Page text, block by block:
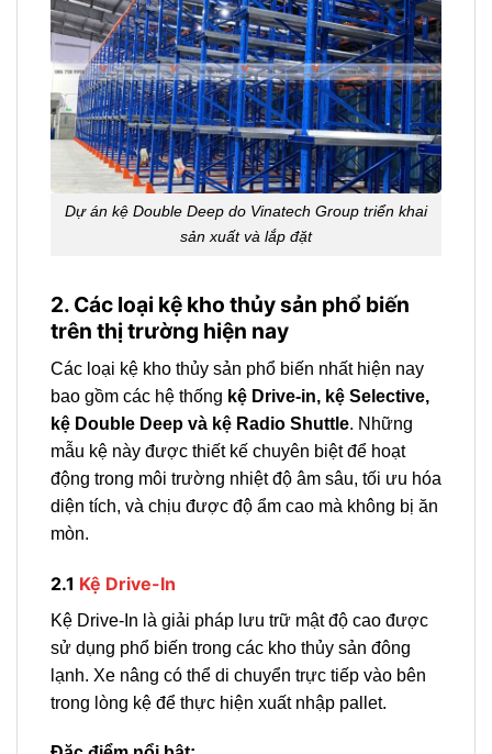
Dự án kệ Double Deep do Vinatech Group triển khai
sản xuất và lắp đặt
2. Các loại kệ kho thủy sản phổ biến
trên thị trường hiện nay
Các loại kệ kho thủy sản phổ biến nhất hiện nay
bao gồm các hệ thống kệ Drive-in, kệ Selective,
kệ Double Deep và kệ Radio Shuttle. Những
mẫu kệ này được thiết kế chuyên biệt để hoạt
động trong môi trường nhiệt độ âm sâu, tối ưu hóa
diện tích, và chịu được độ ẩm cao mà không bị ăn
mòn.
2.1 Kệ Drive-In
Kệ Drive-In là giải pháp lưu trữ mật độ cao được
sử dụng phổ biến trong các kho thủy sản đông
lạnh. Xe nâng có thể di chuyển trực tiếp vào bên
trong lòng kệ để thực hiện xuất nhập pallet.